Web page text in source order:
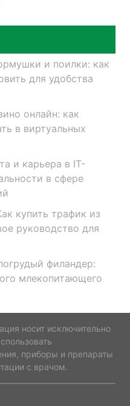
и поилки: как
для удобства
онлайн: как
в виртуальных
и карьера в IT-
в сфере
купить трафик из
руководство для
филандер:
млекопитающего
носит исключительно
приборы и препараты
с врачом.